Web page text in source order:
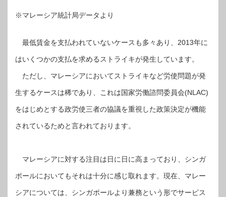
※マレーシア統計局データより
最低賃金を支払われていないケースも多々あり、2013年に
はいくつかの支払を求めるストライキが発生しています。
ただし、マレーシアにおいてストライキなど労使問題が発
生するケースは稀であり、これは国家労働諮問委員会(NLAC)
をはじめとする政労使三者の協議を重視した政策決定が機能
されているためと言われております。
マレーシアに対する注目は日に日に高まっており、シンガ
ポールにおいてもそれは十分に感じ取れます。現在、マレー
シアについては、シンガポールより兼務という形でサービス